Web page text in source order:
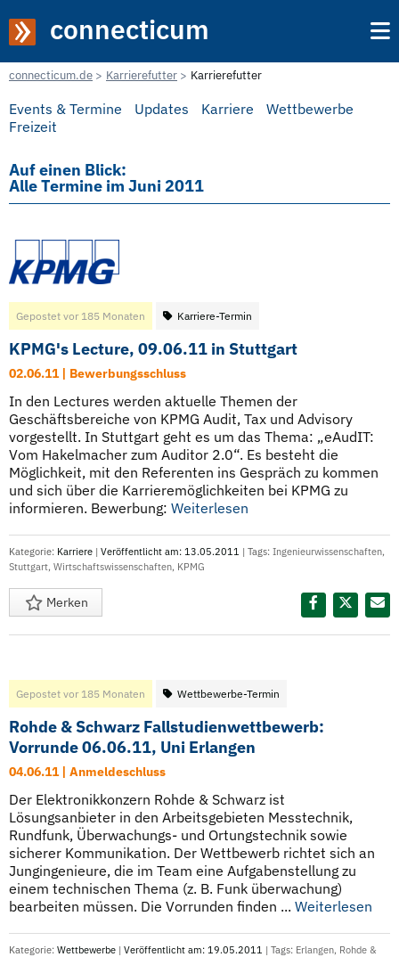
connecticum
connecticum.de Karrierefutter Karrierefutter
Events & Termine Updates Karriere
Wettbewerbe
Freizeit
Auf einen Blick:
Alle Termine im Juni 2011
Gepostet vor 185 Monaten Karriere-Termin
KPMG's Lecture, 09.06.11 in Stuttgart
02.06.11 | Bewerbungsschluss
In den Lectures werden aktuelle Themen der
Geschäftsbereiche von KPMG Audit, Tax und Advisory
vorgestellt. In Stuttgart geht es um das Thema: „eAudIT:
Vom Hakelmacher zum Auditor 2.0“. Es besteht die
Möglichkeit, mit den Referenten ins Gespräch zu kommen
und sich über die Karrieremöglichkeiten bei KPMG zu
informieren. Bewerbung: Weiterlesen
Kategorie: Karriere | Veröffentlicht am: 13.05.2011 | Tags: Ingenieurwissenschaften,
Stuttgart, Wirtschaftswissenschaften, KPMG
Merken
Gepostet vor 185 Monaten Wettbewerbe-Termin
Rohde & Schwarz Fallstudienwettbewerb:
Vorrunde 06.06.11, Uni Erlangen
04.06.11 | Anmeldeschluss
Der Elektronikkonzern Rohde & Schwarz ist
Lösungsanbieter in den Arbeitsgebieten Messtechnik,
Rundfunk, Überwachungs- und Ortungstechnik sowie
sicherer Kommunikation. Der Wettbewerb richtet sich an
Jungingenieure, die im Team eine Aufgabenstellung zu
einem technischen Thema (z. B. Funk überwachung)
bearbeiten müssen. Die Vorrunden finden ... Weiterlesen
Kategorie: Wettbewerbe | Veröffentlicht am: 19.05.2011 | Tags: Erlangen, Rohde &